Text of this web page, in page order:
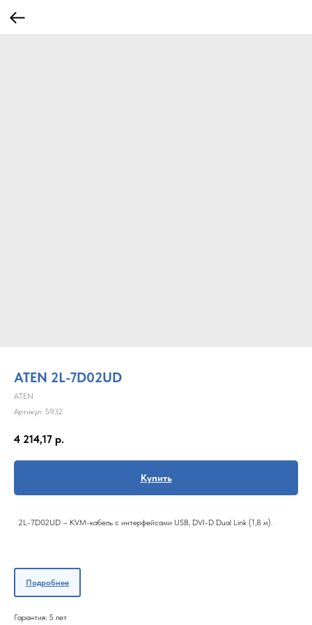
ATEN 2L-7D02UD
ATEN
Артикул: 5932
4 214,17 р.
Купить
2L-7D02UD – KVM-кабель с интерфейсами USB, DVI-D Dual Link (1,8 м).
Подробнее
Гарантия: 5 лет